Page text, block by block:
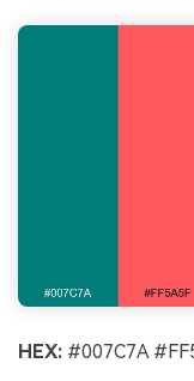
HEX: #007C7A